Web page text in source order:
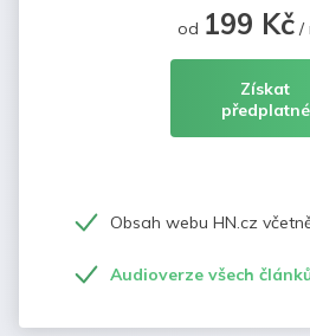
od 199 Kč/
Získat
předplatné
Obsah webu HN.cz
Audioverze všech